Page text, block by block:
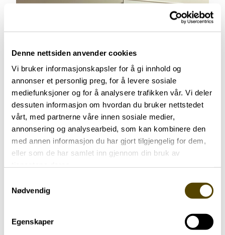
Denne nettsiden anvender cookies
Vi bruker informasjonskapsler for å gi innhold og
annonser et personlig preg, for å levere sosiale
mediefunksjoner og for å analysere trafikken vår. Vi deler
dessuten informasjon om hvordan du bruker nettstedet
vårt, med partnerne våre innen sosiale medier,
annonsering og analysearbeid, som kan kombinere den
med annen informasjon du har gjort tilgjengelig for dem,
eller som de har samlet inn gjennom din bruk av
Nødvendig
Egenskaper